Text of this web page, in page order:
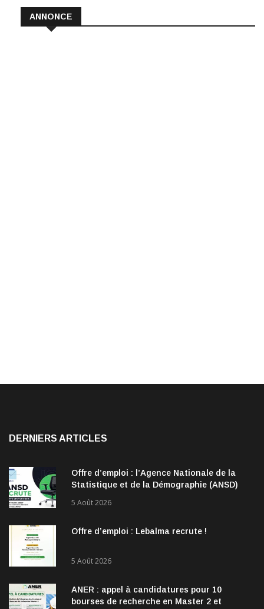
ANNONCE
DERNIERS ARTICLES
Offre d’emploi : l’Agence Nationale de la
Statistique et de la Démographie (ANSD)
5 Août 2026
Offre d’emploi : Lebalma recrute !
5 Août 2026
ANER : appel à candidatures pour 10
bourses de recherche en Master 2 et